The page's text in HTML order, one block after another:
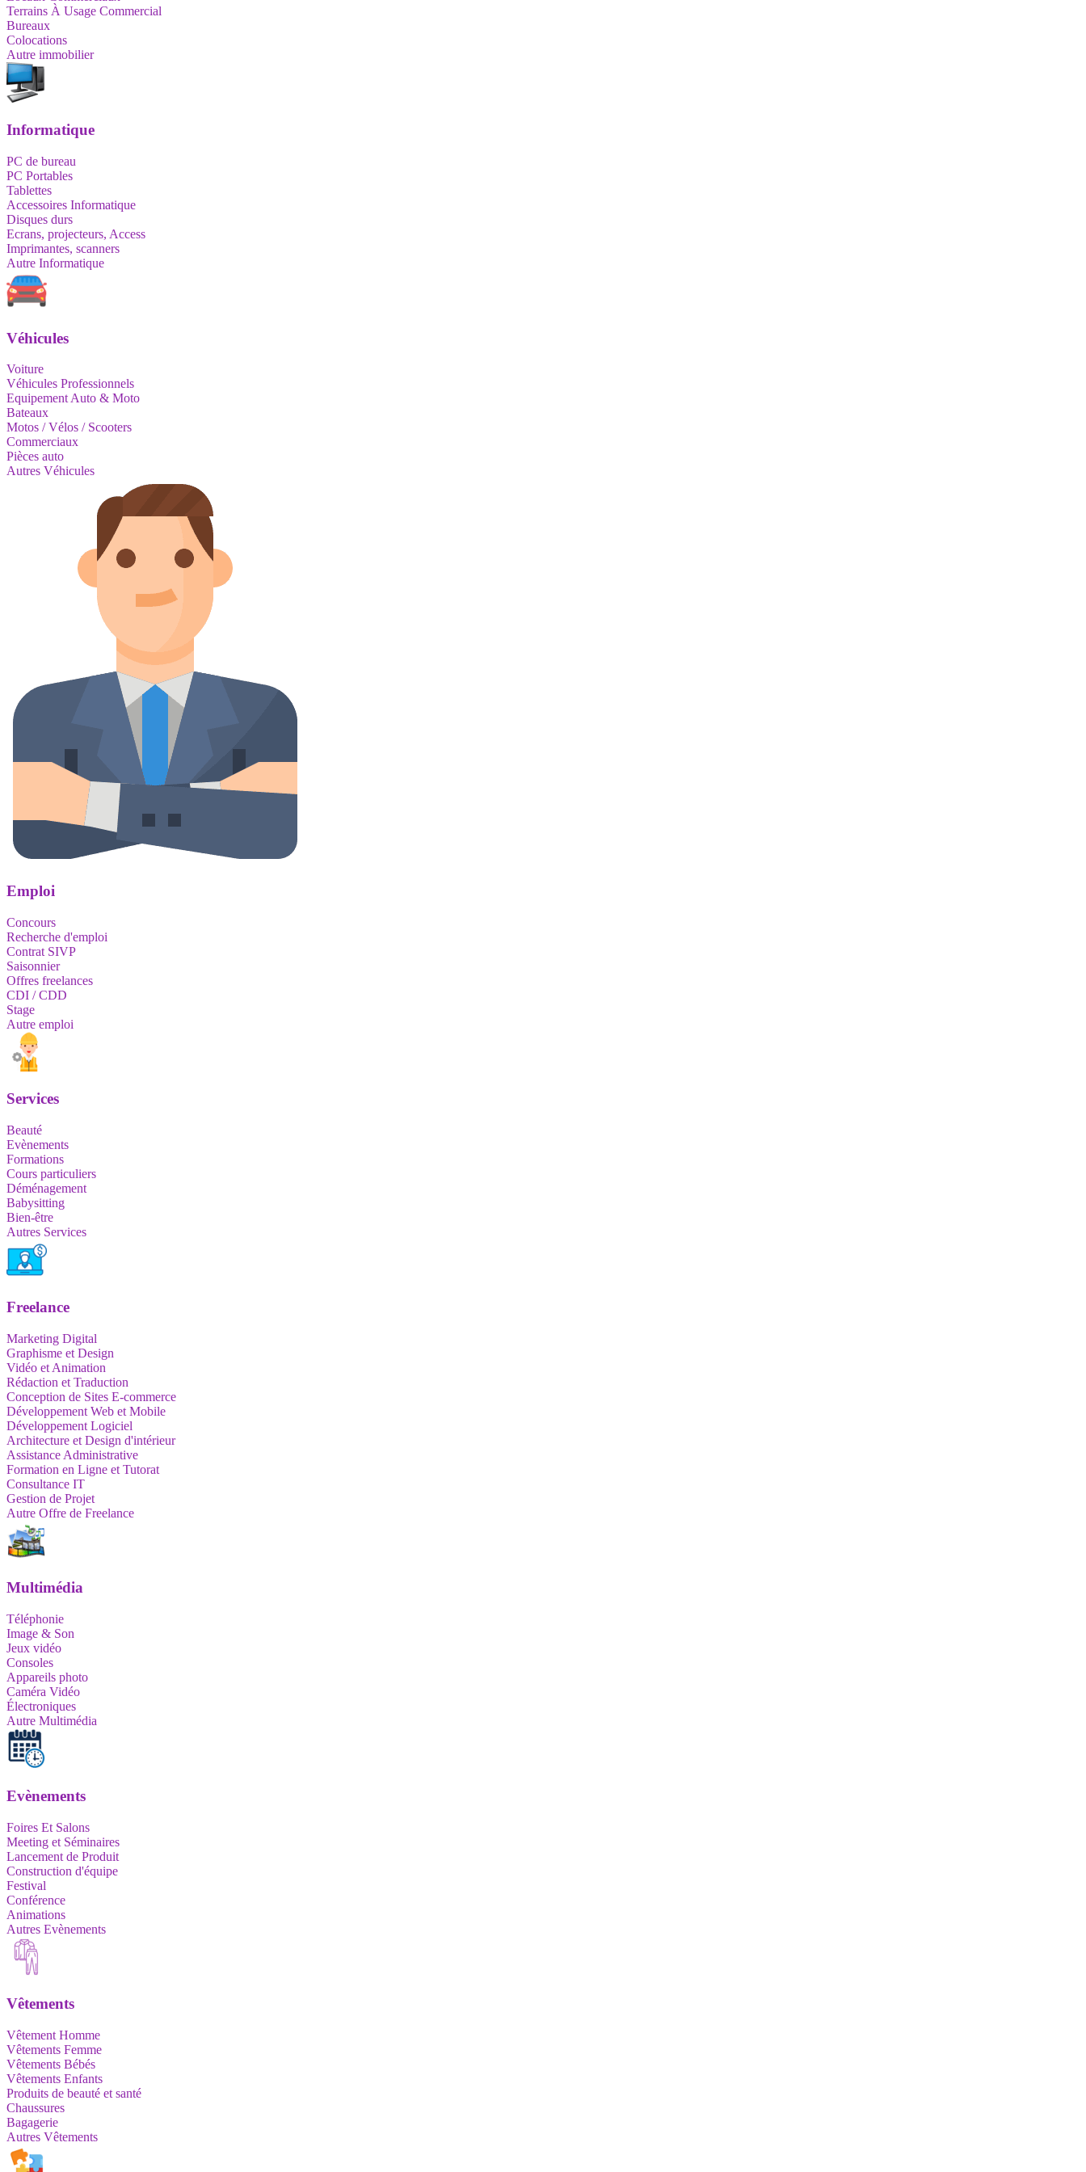
Terrains À Usage Commercial
Bureaux
Colocations
Autre immobilier
Informatique
PC de bureau
PC Portables
Tablettes
Accessoires Informatique
Disques durs
Ecrans, projecteurs, Access
Imprimantes, scanners
Autre Informatique
Véhicules
Voiture
Véhicules Professionnels
Equipement Auto & Moto
Bateaux
Motos / Vélos / Scooters
Commerciaux
Pièces auto
Autres Véhicules
Emploi
Concours
Recherche d'emploi
Contrat SIVP
Saisonnier
Offres freelances
CDI / CDD
Stage
Autre emploi
Services
Beauté
Evènements
Formations
Cours particuliers
Déménagement
Babysitting
Bien-être
Autres Services
Freelance
Marketing Digital
Graphisme et Design
Vidéo et Animation
Rédaction et Traduction
Conception de Sites E-commerce
Développement Web et Mobile
Développement Logiciel
Architecture et Design d'intérieur
Assistance Administrative
Formation en Ligne et Tutorat
Consultance IT
Gestion de Projet
Autre Offre de Freelance
Multimédia
Téléphonie
Image & Son
Jeux vidéo
Consoles
Appareils photo
Caméra Vidéo
Électroniques
Autre Multimédia
Evènements
Foires Et Salons
Meeting et Séminaires
Lancement de Produit
Construction d'équipe
Festival
Conférence
Animations
Autres Evènements
Vêtements
Vêtement Homme
Vêtements Femme
Vêtements Bébés
Vêtements Enfants
Produits de beauté et santé
Chaussures
Bagagerie
Autres Vêtements